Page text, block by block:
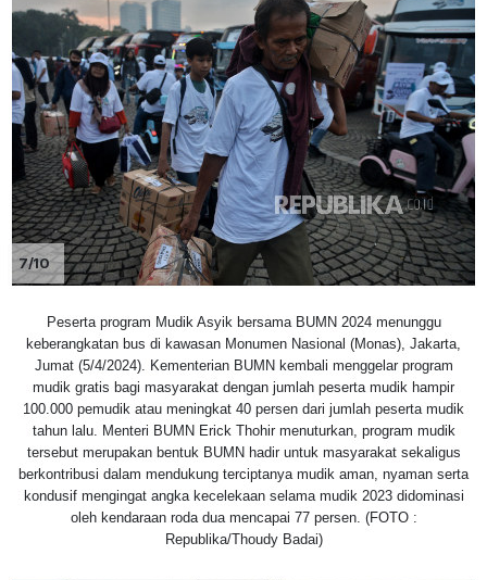
7/10
Peserta program Mudik Asyik bersama BUMN 2024 menunggu
keberangkatan bus di kawasan Monumen Nasional (Monas), Jakarta,
Jumat (5/4/2024). Kementerian BUMN kembali menggelar program
mudik gratis bagi masyarakat dengan jumlah peserta mudik hampir
100.000 pemudik atau meningkat 40 persen dari jumlah peserta mudik
tahun lalu. Menteri BUMN Erick Thohir menuturkan, program mudik
tersebut merupakan bentuk BUMN hadir untuk masyarakat sekaligus
berkontribusi dalam mendukung terciptanya mudik aman, nyaman serta
kondusif mengingat angka kecelekaan selama mudik 2023 didominasi
oleh kendaraan roda dua mencapai 77 persen. (FOTO :
Republika/Thoudy Badai)